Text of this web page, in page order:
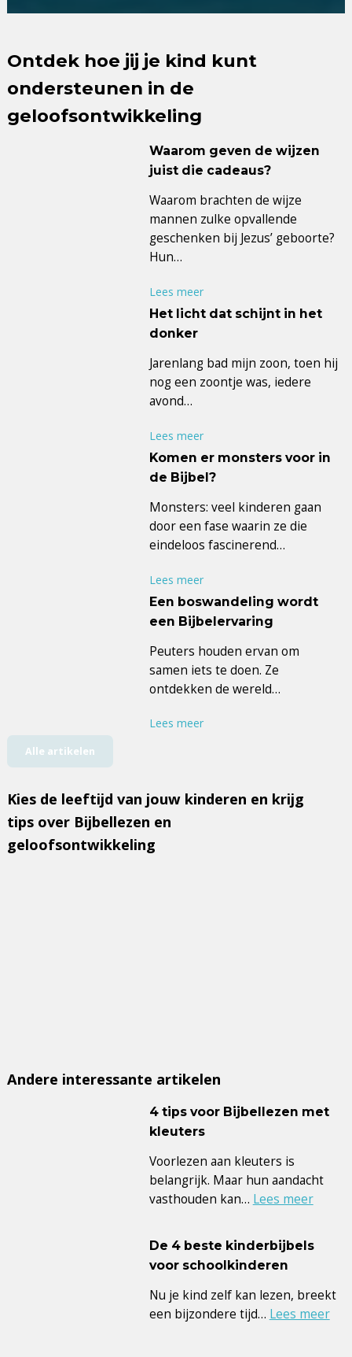
Ontdek hoe jij je kind kunt
ondersteunen in de
geloofsontwikkeling
Waarom geven de wijzen
juist die cadeaus?
Waarom brachten de wijze
mannen zulke opvallende
geschenken bij Jezus’ geboorte?
Hun…
Lees meer
Het licht dat schijnt in het
donker
Jarenlang bad mijn zoon, toen hij
nog een zoontje was, iedere
avond…
Lees meer
Komen er monsters voor in
de Bijbel?
Monsters: veel kinderen gaan
door een fase waarin ze die
eindeloos fascinerend…
Lees meer
Een boswandeling wordt
een Bijbelervaring
Peuters houden ervan om
samen iets te doen. Ze
ontdekken de wereld…
Lees meer
Alle artikelen
Kies de leeftijd van jouw kinderen en krijg
tips over Bijbellezen en
geloofsontwikkeling
Andere interessante artikelen
4 tips voor Bijbellezen met
kleuters
Voorlezen aan kleuters is
belangrijk. Maar hun aandacht
vasthouden kan… Lees meer
De 4 beste kinderbijbels
voor schoolkinderen
Nu je kind zelf kan lezen, breekt
een bijzondere tijd… Lees meer